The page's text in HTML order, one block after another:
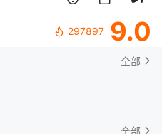
297897 9.0
全部
全部